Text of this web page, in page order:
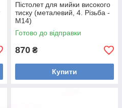
Пістолет для мийки високого
тиску (металевий, 4. Різьба -
М14)
Готово до відправки
870 ₴
Купити